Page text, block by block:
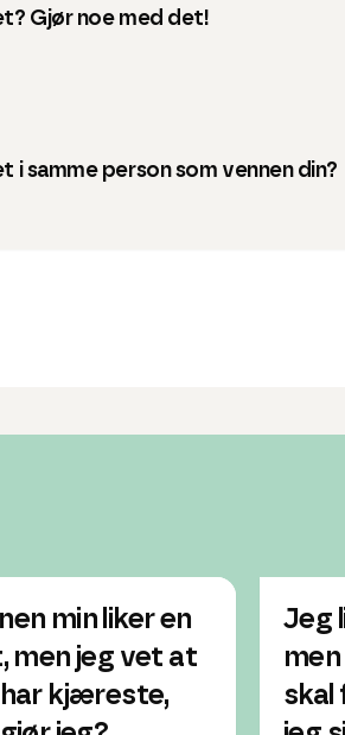
Gjør noe med det!
i samme person som vennen din?
min liker en
men jeg vet at
har kjæreste,
Jeg
skal